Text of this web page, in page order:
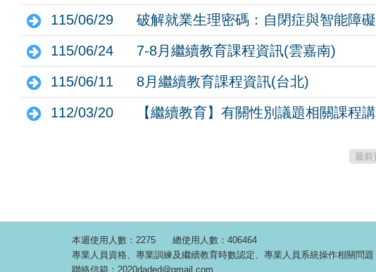
115/06/29
破解就業生理密碼：自閉症與智能障
115/06/24
7-8月繼續教育課程資訊(雲嘉南)
115/06/11
8月繼續教育課程資訊(台北)
112/03/20
【繼續教育】有關性別議題相關課程
最前
本週使用人數：2275
總使用人數：406464
專業人員資格、專業訓練及繼續教育時數認定、專業人員系統操作相關問
聯絡信箱：2020daded@gmail.com